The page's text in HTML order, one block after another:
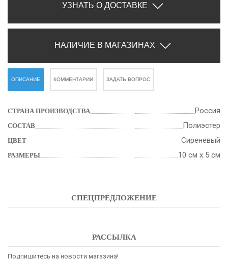
УЗНАТЬ О ДОСТАВКЕ
НАЛИЧИЕ В МАГАЗИНАХ
ОПИСАНИЕ КОММЕНТАРИИ ЗАДАТЬ ВОПРОС
СТРАНА ПРОИЗВОДСТВА Россия
СОСТАВ Полиэстер
ЦВЕТ Сиреневый
РАЗМЕРЫ 10 см х 5 см
СПЕЦПРЕДЛОЖЕНИЕ
РАССЫЛКА
Подпишитесь на новости магазина!